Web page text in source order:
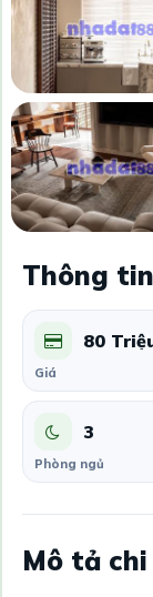
Thông
80
Giá
3
Phòng ngủ
Mô tả